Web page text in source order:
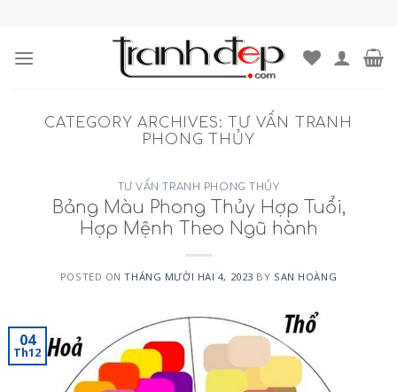
content
CATEGORY ARCHIVES:
TƯ VẤN TRANH
PHONG THỦY
TƯ VẤN TRANH PHONG THỦY
Bảng Màu Phong Thủy Hợp Tuổi,
Hợp Mệnh Theo Ngũ hành
POSTED ONTHÁNG MƯỜI HAI 4, 2023 BY SAN HOÀNG
04
Th12